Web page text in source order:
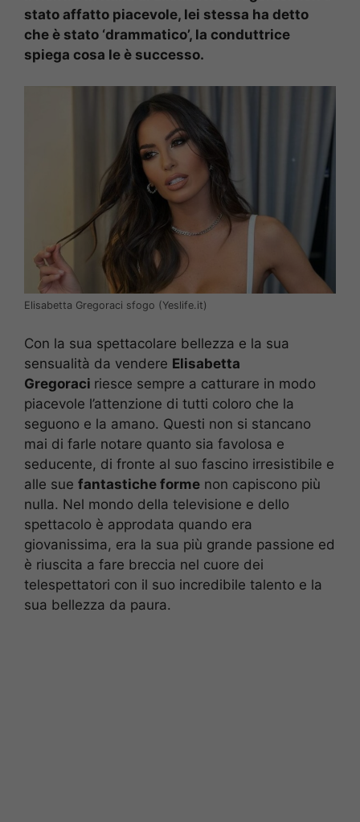
stato affatto piacevole, lei stessa ha detto
che è stato ‘drammatico’, la conduttrice
spiega cosa le è successo.
Elisabetta Gregoraci sfogo (Yeslife.it)
Con la sua spettacolare bellezza e la sua
sensualità da vendere Elisabetta
Gregoraci riesce sempre a catturare in modo
piacevole l’attenzione di tutti coloro che la
seguono e la amano. Questi non si stancano
mai di farle notare quanto sia favolosa e
seducente, di fronte al suo fascino irresistibile e
alle sue fantastiche forme non capiscono più
nulla. Nel mondo della televisione e dello
spettacolo è approdata quando era
giovanissima, era la sua più grande passione ed
è riuscita a fare breccia nel cuore dei
telespettatori con il suo incredibile talento e la
sua bellezza da paura.